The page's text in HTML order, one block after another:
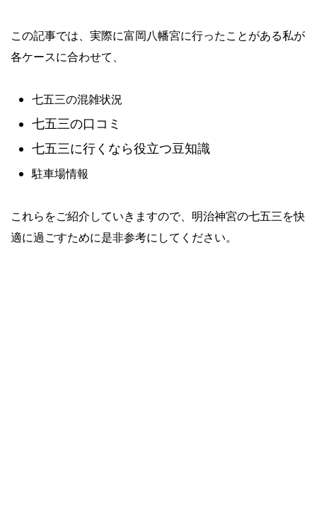
この記事では、実際に富岡八幡宮に行ったことがある私が
各ケースに合わせて、
七五三の混雑状況
七五三の口コミ
七五三に行くなら役立つ豆知識
駐車場情報
これらをご紹介していきますので、明治神宮の七五三を快
適に過ごすために是非参考にしてください。